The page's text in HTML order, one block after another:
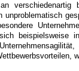
verschiedenartig
unproblematisch
beispielsweise